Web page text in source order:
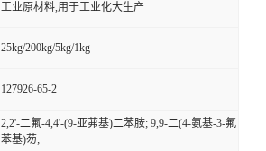
工业原材料,用于工业化大生产
25kg/200kg/5kg/1kg
127926-65-2
2,2'-二氟-4,4'-(9-亚茀基)二苯胺; 9,9-二(4-氨基-3-氟
苯基)芴;